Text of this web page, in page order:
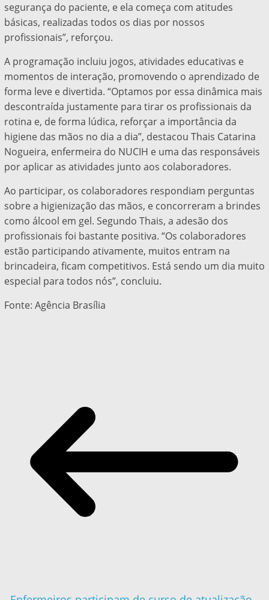
segurança do paciente, e ela começa com atitudes
básicas, realizadas todos os dias por nossos
profissionais”, reforçou.
A programação incluiu jogos, atividades educativas e
momentos de interação, promovendo o aprendizado de
forma leve e divertida. “Optamos por essa dinâmica mais
descontraída justamente para tirar os profissionais da
rotina e, de forma lúdica, reforçar a importância da
higiene das mãos no dia a dia”, destacou Thais Catarina
Nogueira, enfermeira do NUCIH e uma das responsáveis
por aplicar as atividades junto aos colaboradores.
Ao participar, os colaboradores respondiam perguntas
sobre a higienização das mãos, e concorreram a brindes
como álcool em gel. Segundo Thais, a adesão dos
profissionais foi bastante positiva. “Os colaboradores
estão participando ativamente, muitos entram na
brincadeira, ficam competitivos. Está sendo um dia muito
especial para todos nós”, concluiu.
Fonte: Agência Brasília